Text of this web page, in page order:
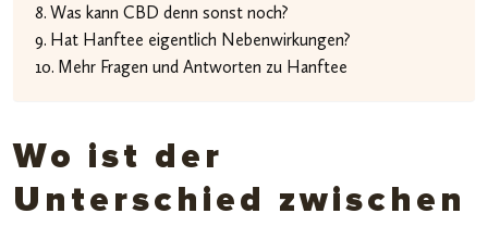
Was kann CBD denn sonst noch?
Hat Hanftee eigentlich Nebenwirkungen?
Mehr Fragen und Antworten zu Hanftee
Wo ist der
Unterschied zwischen